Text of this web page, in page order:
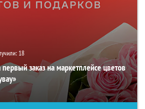
18
заказ на маркетплейсе цветов